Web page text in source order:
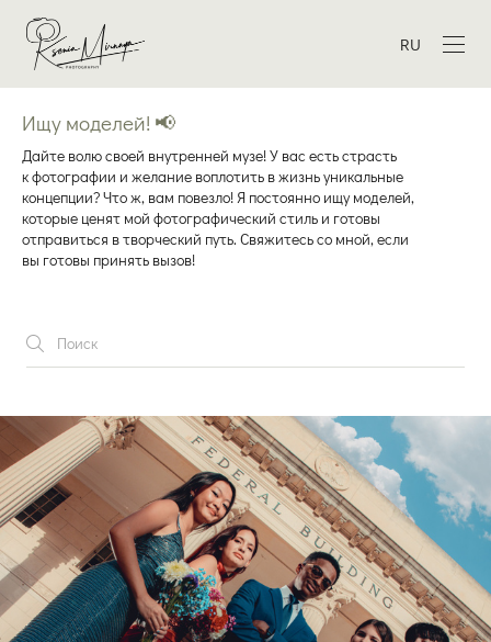
RU
Ищу моделей! 📢
Дайте волю своей внутренней музе! У вас есть страсть
к фотографии и желание воплотить в жизнь уникальные
концепции? Что ж, вам повезло! Я постоянно ищу моделей,
которые ценят мой фотографический стиль и готовы
отправиться в творческий путь. Свяжитесь со мной, если
вы готовы принять вызов!